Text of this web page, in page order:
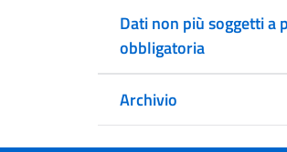
Dati non più soggetti a
obbligatoria
Archivio